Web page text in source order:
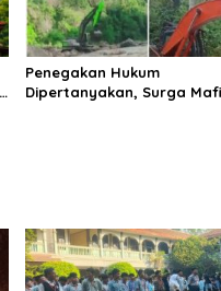
Penegakan Hukum
Dipertanyakan, Surga